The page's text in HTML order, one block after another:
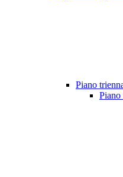
Piano
Piano